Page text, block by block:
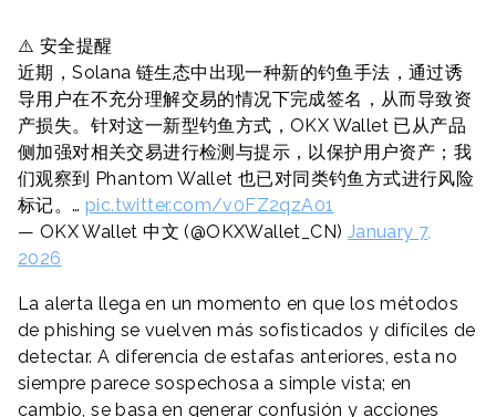
⚠️ 安全提醒
近期，Solana 链生态中出现一种新的钓鱼手法，通过诱
导用户在不充分理解交易的情况下完成签名，从而导致资
产损失。针对这一新型钓鱼方式，OKX Wallet 已从产品
侧加强对相关交易进行检测与提示，以保护用户资产；我
们观察到 Phantom Wallet 也已对同类钓鱼方式进行风险
标记。… pic.twitter.com/v0FZ2qzA01
— OKX Wallet 中文 (@OKXWallet_CN) January 7,
2026
La alerta llega en un momento en que los métodos
de phishing se vuelven más sofisticados y difíciles de
detectar. A diferencia de estafas anteriores, esta no
siempre parece sospechosa a simple vista; en
cambio, se basa en generar confusión y acciones